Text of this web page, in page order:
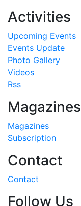
Activities
Upcoming Events
Events Update
Photo Gallery
Videos
Rss
Magazines
Magazines
Subscription
Contact
Contact
Follow Us